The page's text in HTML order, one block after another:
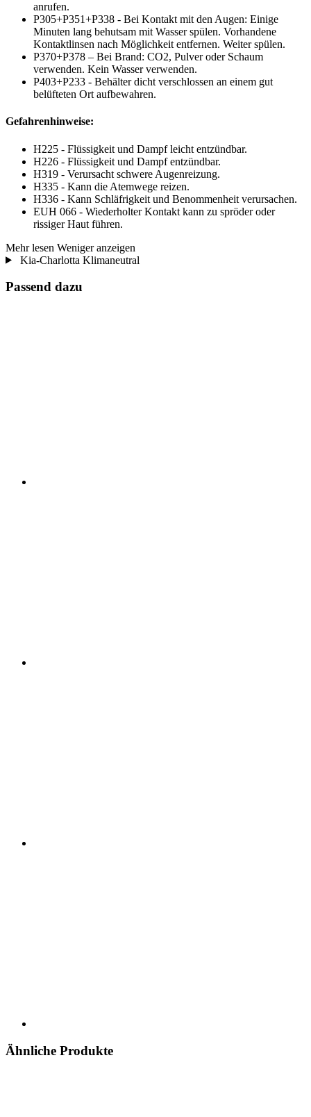
anrufen.
P305+P351+P338 - Bei Kontakt mit den Augen: Einige
Minuten lang behutsam mit Wasser spülen. Vorhandene
Kontaktlinsen nach Möglichkeit entfernen. Weiter spülen.
P370+P378 – Bei Brand: CO2, Pulver oder Schaum
verwenden. Kein Wasser verwenden.
P403+P233 - Behälter dicht verschlossen an einem gut
belüfteten Ort aufbewahren.
Gefahrenhinweise:
H225 - Flüssigkeit und Dampf leicht entzündbar.
H226 - Flüssigkeit und Dampf entzündbar.
H319 - Verursacht schwere Augenreizung.
H335 - Kann die Atemwege reizen.
H336 - Kann Schläfrigkeit und Benommenheit verursachen.
EUH 066 - Wiederholter Kontakt kann zu spröder oder
rissiger Haut führen.
Mehr lesen Weniger anzeigen
Kia-Charlotta Klimaneutral
Passend dazu
Ähnliche Produkte